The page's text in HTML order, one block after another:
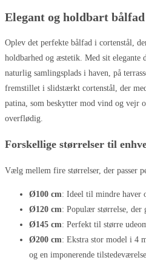
Elegant og holdbart bålfad
Oplev det perfekte bålfad i cortenstål,
holdbarhed og æstetik. Med sit elegante
naturlig samlingsplads i haven, på
fremstillet i slidstærkt cortenstål, der
patina, som beskytter mod vind og vejr
overflødig.
Forskellige størrelser til
Vælg mellem fire størrelser, der passer
Ø100 cm: Ideel til mindre haver
Ø120 cm: Populær størrelse,
Ø145 cm: Perfekt til større
Ø200 cm: Ekstra stor model i 4
og en imponerende